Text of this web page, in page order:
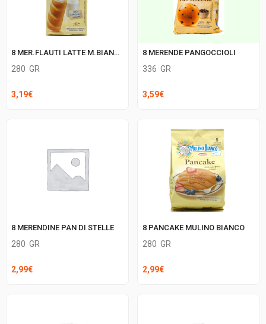
8 MER.FLAUTI LATTE M.BIANCO
280 GR
3,19€
8 MERENDE PANGOCCIOLI
336 GR
3,59€
8 MERENDINE PAN DI STELLE
280 GR
2,99€
8 PANCAKE MULINO BIANCO
280 GR
2,99€